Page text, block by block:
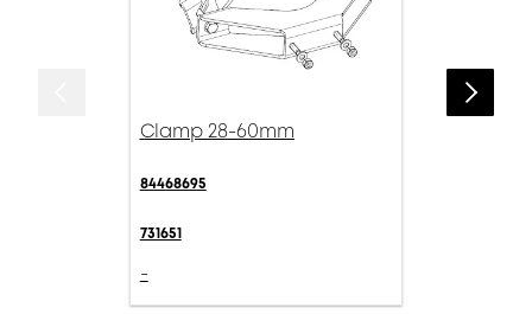
Clamp 28-60mm
84468695
731651
-